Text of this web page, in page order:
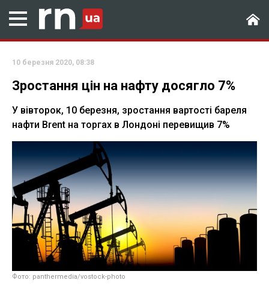
10 березня 2020, 08:38
Зростання цін на нафту досягло 7%
У вівторок, 10 березня, зростання вартості бареля
нафти Brent на торгах в Лондоні перевищив 7%
Фото: panthermedia/vostock-photo